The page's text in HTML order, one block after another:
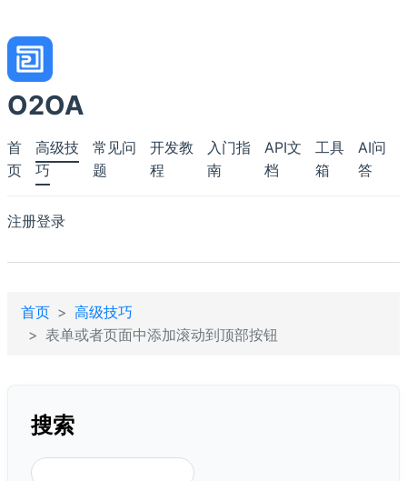
O2OA
首
页
高级技
巧
常见问
题
开发教
程
入门指
南
API文
档
工具
箱
AI问
答
注册登录
首页
高级技巧
表单或者页面中添加滚动到顶部按钮
搜索
搜索